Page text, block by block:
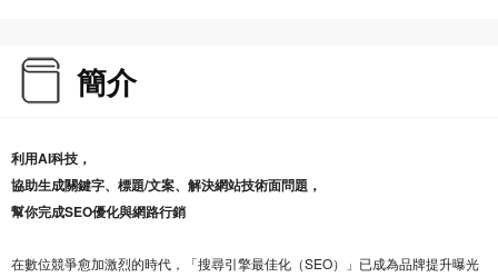
簡介
利用AI科技，
協助生成關鍵字、標題/文案、解決網站技術面問題，
幫你完成SEO優化與網路行銷
在數位競爭愈加激烈的時代，「搜尋引擎最佳化（SEO）」已成為品牌提升曝光